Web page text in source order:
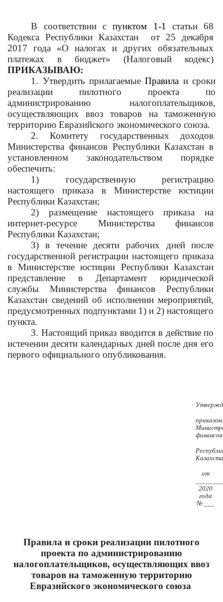
В соответствии спунктом 1-1
статьи 68
Кодекса Республики Казахстан от 25 декабря
2017 года «О налогах и других обязательных
платежах в бюджет» (Налоговый кодекс)
ПРИКАЗЫВАЮ:
1. Утвердить прилагаемыеПравила и сроки
реализации пилотного проекта по
администрированию налогоплательщиков,
осуществляющих ввоз товаров на таможенную
территорию Евразийского экономического союза.
2. Комитету государственных доходов
Министерства финансов Республики Казахстан в
установленном законодательством порядке
обеспечить:
1) государственную регистрацию
настоящего приказа в Министерстве юстиции
Республики Казахстан;
2) размещение настоящего приказа на
интернет-ресурсе Министерства финансов
Республики Казахстан;
3) в течение десяти рабочих дней после
государственной регистрации настоящего приказа
в Министерстве юстиции Республики Казахстан
представление в Департамент юридической
службы Министерства финансов Республики
Казахстан сведений об исполнении мероприятий,
предусмотренных подпунктами 1) и 2) настоящего
пункта.
3. Настоящий приказ вводится в действие по
истечении десяти календарных дней после дня его
первого официального опубликования.
приказом
от
2020
года
№ ___
Правила и сроки реализации пилотного
проекта по администрированию
налогоплательщиков, осуществляющих ввоз
товаров на таможенную территорию
Евразийского экономического союза